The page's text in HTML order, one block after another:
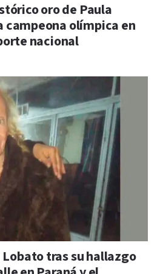
oro de Paula
campeona olímpica en
nacional
tras su hallazgo